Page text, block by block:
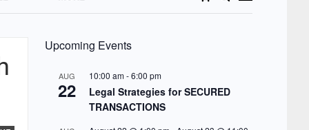
Upcoming Events
AUG
22
10:00 am-6:00 pm
Legal Strategies for SECURED
TRANSACTIONS